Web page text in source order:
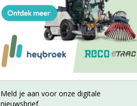
Meld je aan voor onze digitale
nieuwsbrief.